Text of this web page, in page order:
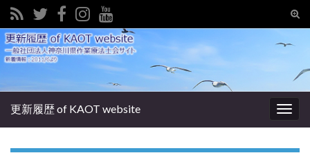
Search for:
更新履歴 of KAOT website